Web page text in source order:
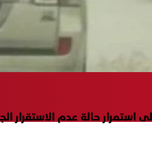
آخر تحديثات الطقس في العراق، السبت 13